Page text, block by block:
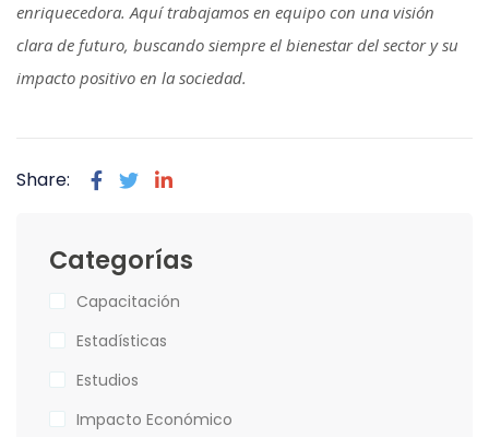
enriquecedora. Aquí trabajamos en equipo con una visión
clara de futuro, buscando siempre el bienestar del sector y su
impacto positivo en la sociedad.
Share:
Categorías
Capacitación
Estadísticas
Estudios
Impacto Económico